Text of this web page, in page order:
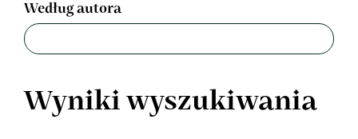
Według autora
Wyniki wyszukiwania